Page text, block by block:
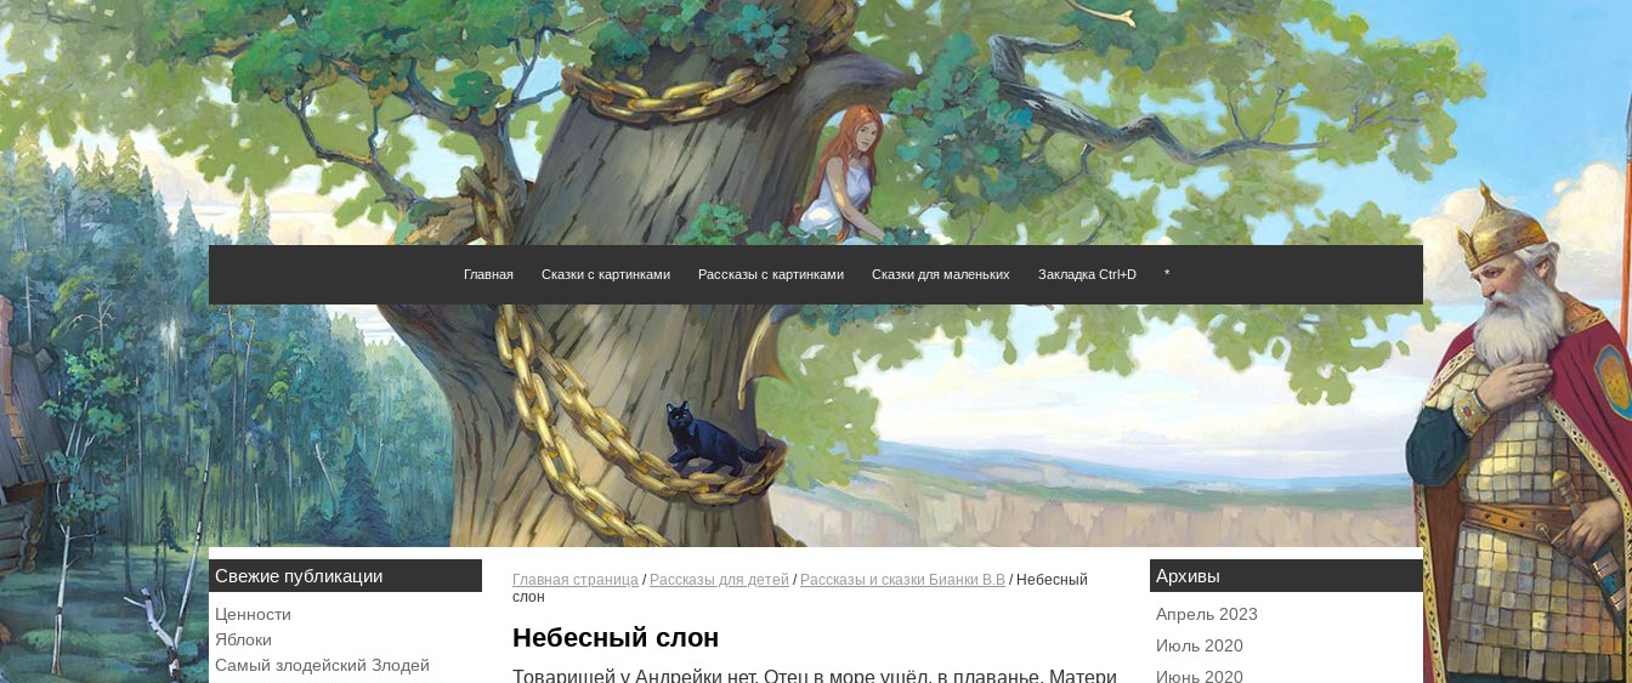
Главная Сказки с картинками Рассказы с картинками Сказки для маленьких Закладка Ctrl+D *
Свежие публикации
Ценности
Яблоки
Самый злодейский Злодей
Главная страница / Рассказы для детей / Рассказы и сказки Бианки В.В / Небесный
слон
Небесный слон
Товарищей у Андрейки нет. Отец в море ушёл, в плаванье. Матери
Архивы
Апрель 2023
Июль 2020
Июнь 2020